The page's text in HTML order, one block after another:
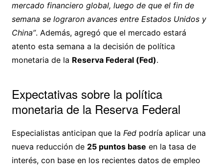
mercado financiero global, luego de que el fin de
semana se lograron avances entre Estados Unidos y
China”. Además, agregó que el mercado estará
atento esta semana a la decisión de política
monetaria de la Reserva Federal (Fed).
Expectativas sobre la política
monetaria de la Reserva Federal
Especialistas anticipan que la Fedpodría aplicar una
nueva reducción de 25 puntos base en la tasa de
interés, con base en los recientes datos de empleo